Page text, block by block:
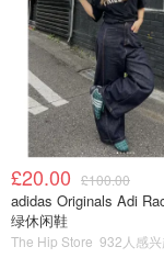
£20.00 £100.00
adidas Originals Adi
绿休闲鞋
The Hip Store 932人感兴